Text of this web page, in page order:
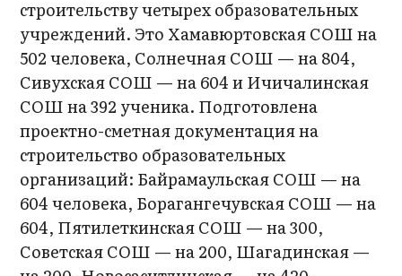
строительству четырех образовательных
учреждений. Это Хамавюртовская СОШ на
502 человека, Солнечная СОШ — на 804,
Сивухская СОШ — на 604 и Ичичалинская
СОШ на 392 ученика. Подготовлена
проектно-сметная документация на
строительство образовательных
организаций: Байрамаульская СОШ — на
604 человека, Борагангечувская СОШ — на
604, Пятилеткинская СОШ — на 300,
Советская СОШ — на 200, Шагадинская —